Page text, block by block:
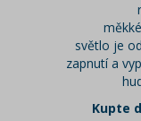
světlo je
zapnutí a
Kupte